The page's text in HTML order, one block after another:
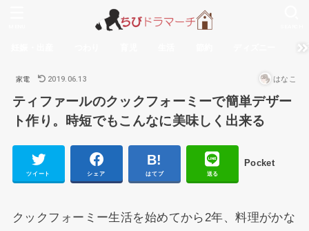
無
家電 2019.06.13 はなこ
ティファールのクックフォーミーで簡単デザー
ト作り。時短でもこんなに美味しく出来る
ツイート シェア はてブ 送る
Pocket
クックフォーミー生活を始めてから2年、料理がかな